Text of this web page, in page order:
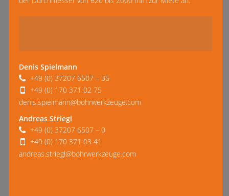
mehr lesen
Denis Spielmann
+49 (0) 37207 6507 – 35
+49 (0) 170 371 02 75
denis.spielmann@bohrwerkzeuge.com
Andreas Striegl
+49 (0) 37207 6507 – 0
+49 (0) 170 371 03 41
andreas.striegl@bohrwerkzeuge.com